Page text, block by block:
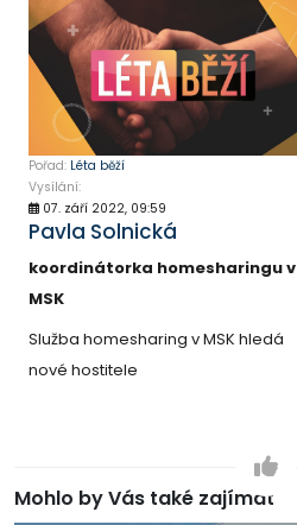
Pořad: Léta běží
Vysílání:
07. září 2022, 09:59
Pavla Solnická
koordinátorka homesharingu v
MSK
Služba homesharing v MSK hledá
nové hostitele
Mohlo by Vás také zajímat